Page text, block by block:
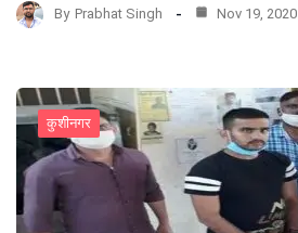
By Prabhat Singh Nov 19, 2020
कुशीनगर